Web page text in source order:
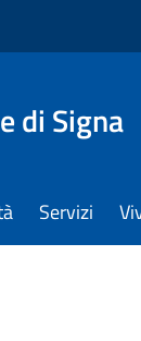
di Signa
Servizi